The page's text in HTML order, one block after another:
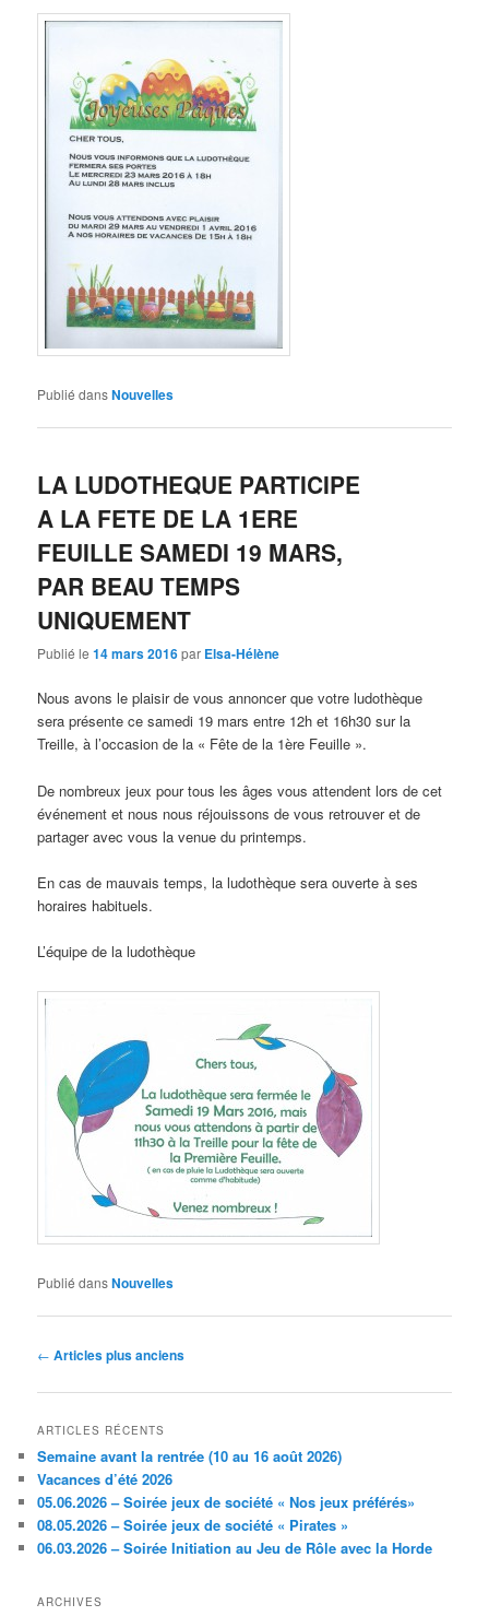
Publié dansNouvelles
LA LUDOTHEQUE PARTICIPE
A LA FETE DE LA 1ERE
FEUILLE SAMEDI 19 MARS,
PAR BEAU TEMPS
UNIQUEMENT
Publié le14 mars 2016par Elsa-Hélène
Nous avons le plaisir de vous annoncer que votre ludothèque
sera présente ce samedi 19 mars entre 12h et 16h30 sur la
Treille, à l’occasion de la « Fête de la 1ère Feuille ».
De nombreux jeux pour tous les âges vous attendent lors de cet
événement et nous nous réjouissons de vous retrouver et de
partager avec vous la venue du printemps.
En cas de mauvais temps, la ludothèque sera ouverte à ses
horaires habituels.
L’équipe de la ludothèque
Publié dansNouvelles
Navigation
articles
← Articles plus anciens
ARTICLES RÉCENTS
Semaine avant la rentrée (10 au 16 août 2026)
Vacances d’été 2026
05.06.2026 – Soirée jeux de société « Nos jeux préférés»
08.05.2026 – Soirée jeux de société « Pirates »
06.03.2026 – Soirée Initiation au Jeu de Rôle avec la Horde
ARCHIVES